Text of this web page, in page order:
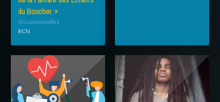
du Boucher. »
Occasionnelles
RCN